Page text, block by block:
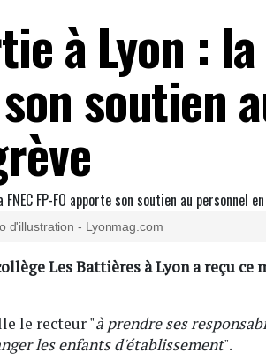
à Lyon : la
soutien
d'illustration - Lyonmag.com
Les Battières à Lyon a reçu ce
le recteur "à prendre ses
les enfants d'établissement".